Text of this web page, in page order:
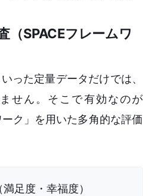
（SPACEフレームワ
った定量データだけでは、
せん。そこで有効なのが
ーク」を用いた多角的な評価
足度・幸福度）